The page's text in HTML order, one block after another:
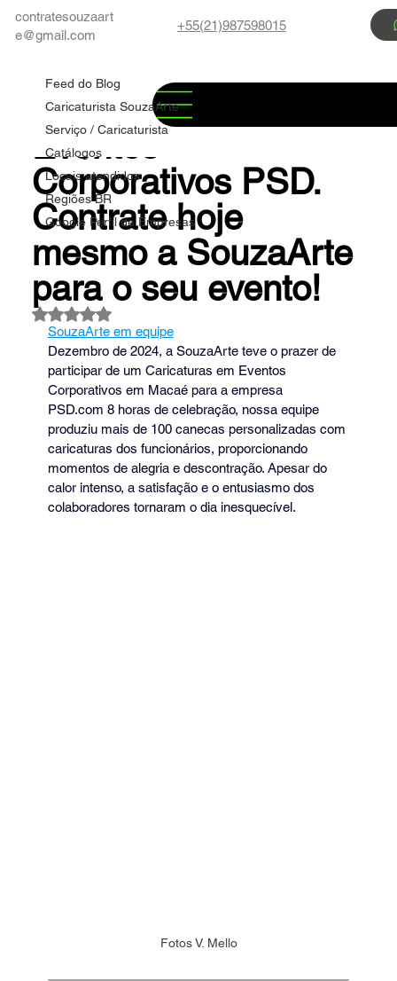
contratesouzaart
e@gmail.com
+55(21)987598015
Feed do Blog
Caricaturista SouzaArte
Serviço / Caricaturista
Catálogos
Locais atendidos
Regiões BR
Google Perfil de Empresas
✅ 🚀 Caricaturas em
Eventos
Corporativos PSD.
Contrate hoje
mesmo a SouzaArte
para o seu evento!
Marco Souza
Avaliado com NaN de 5 estrelas.
SouzaArte em equipe
Dezembro de 2024, a SouzaArte teve o prazer de
participar de um Caricaturas em Eventos
Corporativos em Macaé para a empresa
PSD.com 8 horas de celebração, nossa equipe
produziu mais de 100 canecas personalizadas com
caricaturas dos funcionários, proporcionando
momentos de alegria e descontração. Apesar do
calor intenso, a satisfação e o entusiasmo dos
colaboradores tornaram o dia inesquecível.
Fotos V. Mello